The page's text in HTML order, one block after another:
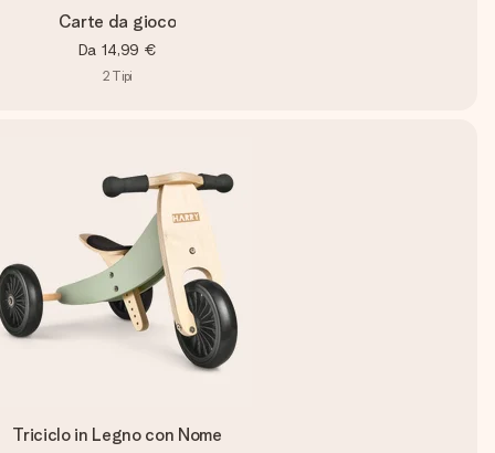
Carte da gioco
Da 14,99 €
2 Tipi
Triciclo in Legno con Nome